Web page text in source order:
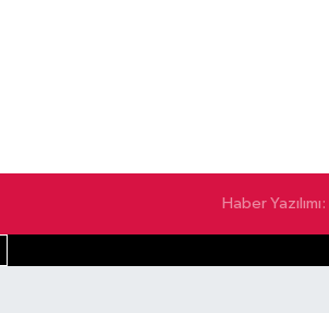
Haber Yazılımı: